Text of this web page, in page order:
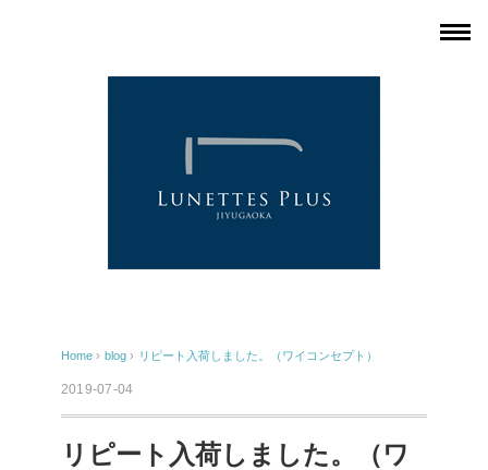
Home › blog › リピート入荷しました。（ワイコンセプト）
2019-07-04
リピート入荷しました。（ワ